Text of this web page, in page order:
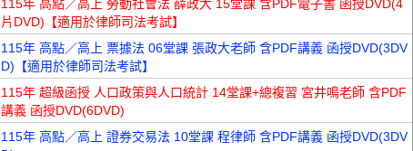
115年 高點／高上 勞動社會法 薛政大 15堂課 含PDF電子書 函授DVD(4
片DVD)【適用於律師司法考試】
115年 高點／高上 票據法 06堂課 張政大老師 含PDF講義 函授DVD(3DV
D)【適用於律師司法考試】
115年 超級函授 人口政策與人口統計 14堂課+總複習 宮井鳴老師 含PDF
講義 函授DVD(6DVD)
115年 高點／高上 證券交易法 10堂課 程律師 含PDF講義 函授DVD(3DV